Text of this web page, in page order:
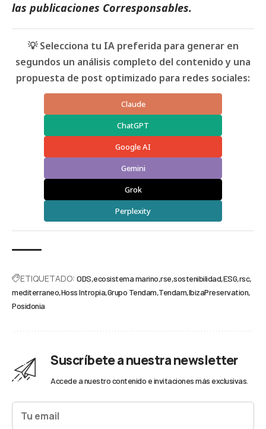
las publicaciones Corresponsables.
💡 Selecciona tu IA preferida para generar en
segundos un análisis completo del contenido y una
propuesta de post optimizado para redes sociales:
Claude
ChatGPT
Google AI
Gemini
Grok
Perplexity
ETIQUETADO: ODS ecosistema marino rse sostenibilidad ESG rsc
mediterraneo Hoss Intropia Grupo Tendam Tendam IbizaPreservation
Posidonia
Suscríbete a nuestra newsletter
Accede a nuestro contenido e invitaciones más exclusivas.